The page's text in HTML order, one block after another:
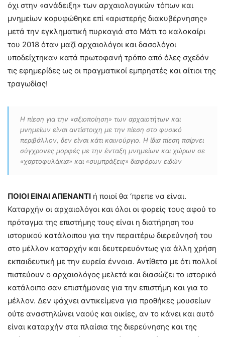
όχι στην «ανάδειξη» των αρχαιολογικών τόπων και
μνημείων κορυφώθηκε επί «αριστερής διακυβέρνησης»
μετά την εγκληματική πυρκαγιά στο Μάτι το καλοκαίρι
του 2018 όταν μαζί αρχαιολόγοι και δασολόγοι
υποδείχτηκαν κατά πρωτοφανή τρόπο από όλες σχεδόν
τις εφημερίδες ως οι πραγματικοί εμπρηστές και αίτιοι της
τραγωδίας!
Η πίεση για την «αξιοποίηση» των αρχαιοτήτων και
μνημείων είναι αντίστοιχη με την πίεση στο φυσικό
περιβάλλον, δεν είναι κάτι καινούργιο. Η ίδια πίεση παίρνει
σύγχρονες μορφές με την ένταξη μνημείων και χώρων σε
«χαρτοφυλάκια» και «συμπράξεις» διαφόρων ειδών
ΠΟΙΟΙ ΕΙΝΑΙ ΑΠΕΝΑΝΤΙ ή ποιοί θα ‘πρεπε να είναι.
Καταρχήν οι αρχαιολόγοι και όλοι οι φορείς τους αφού το
πρόταγμα της επιστήμης τους είναι η διατήρηση του
ιστορικού κατάλοιπου για την περαιτέρω διερεύνησή του
στο μέλλον καταρχήν και δευτερευόντως για άλλη χρήση
εκπαιδευτική με την ευρεία έννοια. Αντίθετα με ότι πολλοί
πιστεύουν ο αρχαιολόγος μελετά και διασώζει το ιστορικό
κατάλοιπο σαν επιστήμονας για την επιστήμη και για το
μέλλον. Δεν ψάχνει αντικείμενα για προθήκες μουσείων
ούτε αναστηλώνει ναούς και οικίες, αν το κάνει και αυτό
είναι καταρχήν στα πλαίσια της διερεύνησης και της